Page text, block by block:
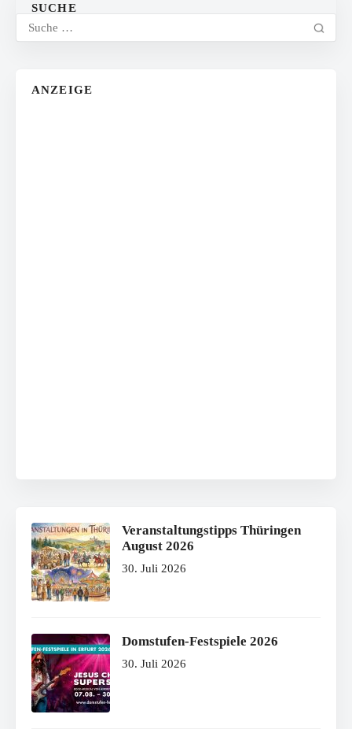
SUCHE
ANZEIGE
Veranstaltungstipps Thüringen
August 2026
30. Juli 2026
Domstufen-Festspiele 2026
30. Juli 2026